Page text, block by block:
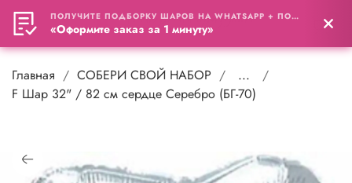
0
Главная СОБЕРИ СВОЙ НАБОР
...
F Шар 32" / 82 см сердце Серебро (БГ-70)
ПОЛУЧИТЕ ПОДБОРКУ ШАРОВ НА WHATSAPP + ПОДАРОК
«Оформите заказ за 1 минуту»